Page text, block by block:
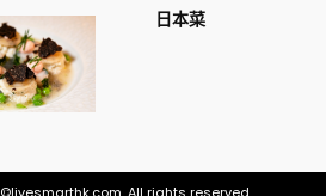
日本菜
©livesmarthk.com. All rights reserved